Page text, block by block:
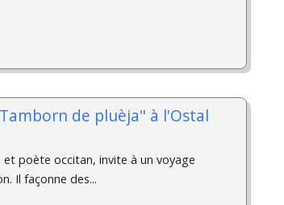
de pluèja" à l'Ostal
et poète occitan, invite à un voyage
Il façonne des...